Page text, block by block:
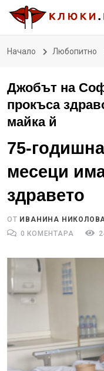
Начало Любопитно
Джобът на
прокъса
майка й
75-
месеци
здравето
ОТ ИВАНИНА
0 КОМЕНТАРА